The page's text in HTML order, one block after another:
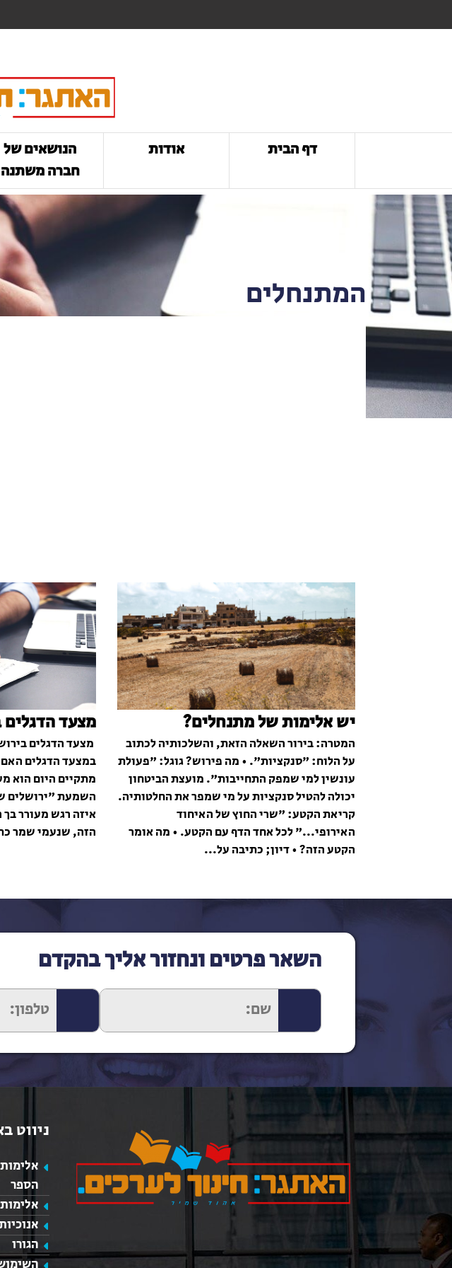
דף הבית אודות
הנושאים של
חברה משתנה
המתנחלים
יש אלימות של מתנחלים?
המטרה: בירור השאלה הזאת, והשלכותיה לכתוב
על הלוח: "סנקציות". • מה פירוש? גוגל: "פעולת
עונשין למי שמפק התחייבות". מועצת הביטחון
יכולה להטיל סנקציות על מי שמפר את החלטותיה.
קריאת הקטע: "שרי החוץ של האיחוד
האירופי..." לכל אחד הדף עם הקטע. • מה אומר
הקטע הזה? • דיון; כתיבה על...
מצעד הדגלים
מצעד הדגלים
במצעד הדגלים
מתקיים היום הוא
השמעת "ירושלים
איזה רגש מעורר
הזה, שנעמי שמר
השאר פרטים ונחזור אליך בהקדם
כאן מופיע
ניווט
הספר
הגורו